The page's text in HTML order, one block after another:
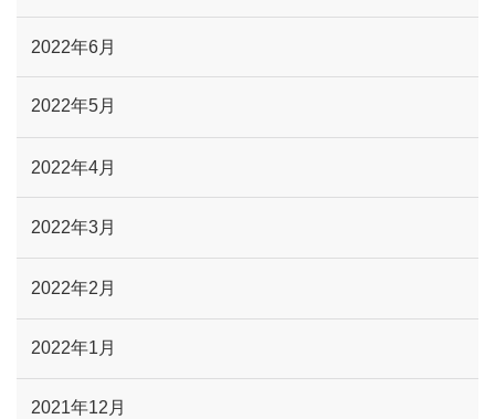
2022年6月
2022年5月
2022年4月
2022年3月
2022年2月
2022年1月
2021年12月